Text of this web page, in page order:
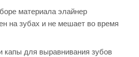
материала элайнер
на зубах и не мешает во время
капы для выравнивания зубов